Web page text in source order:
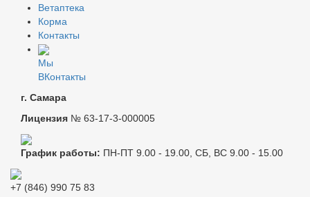
Ветаптека
Корма
Контакты
Мы
ВКонтакты
г. Самара
Лицензия № 63-17-3-000005
График работы: ПН-ПТ 9.00 - 19.00, СБ, ВС 9.00 - 15.00
+7 (846) 990 75 83